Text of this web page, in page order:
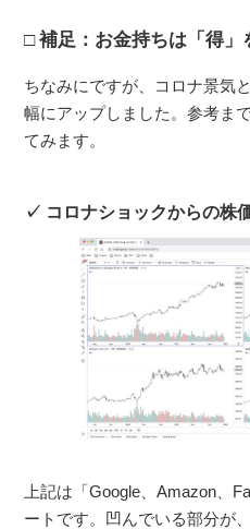
補足：お金持ちは「得」
ちなみにですが、コロナ景気
幅にアップしました。参考ま
てみます。
コロナショックからの株
上記は「Google、Amazon、
ートです。凹んでいる部分が